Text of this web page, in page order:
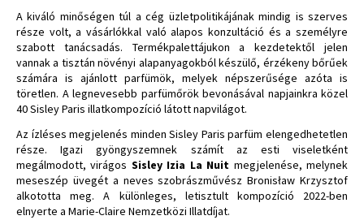
A kiváló minőségen túl a cég üzletpolitikájának mindig is szerves
része volt, a vásárlókkal való alapos konzultáció és a személyre
szabott tanácsadás. Termékpalettájukon a kezdetektől jelen
vannak a tisztán növényi alapanyagokból készülő, érzékeny bőrűek
számára is ajánlott parfümök, melyek népszerűsége azóta is
töretlen. A legnevesebb parfümőrök bevonásával napjainkra közel
40 Sisley Paris illatkompozíció látott napvilágot.
Az ízléses megjelenés minden Sisley Paris parfüm elengedhetetlen
része. Igazi gyöngyszemnek számít az esti viseletként
megálmodott, virágos Sisley Izia La Nuit megjelenése, melynek
meseszép üvegét a neves szobrászművész Bronisław Krzysztof
alkototta meg. A különleges, letisztult kompozíció 2022-ben
elnyerte a Marie-Claire Nemzetközi Illatdíjat.